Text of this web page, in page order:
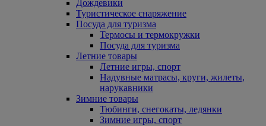
Дождевики
Туристическое снаряжение
Посуда для туризма
Термосы и термокружки
Посуда для туризма
Летние товары
Летние игры, спорт
Надувные матрасы, круги, жилеты,
нарукавники
Зимние товары
Тюбинги, снегокаты, ледянки
Зимние игры, спорт